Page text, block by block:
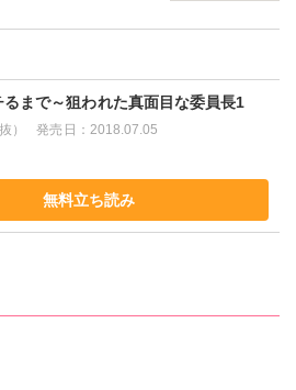
るまで～狙われた真面目な委員長1
） 発売日： 2018.07.05
無料立ち読み